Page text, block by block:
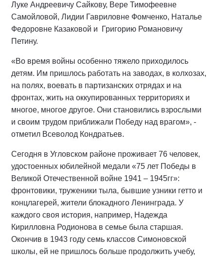
Луке Андреевичу Сайкову, Вере Тимофеевне
Самойловой, Лидии Гавриловне Фомченко, Наталье
Федоровне Казаковой и Григорию Романовичу
Петину.
«Во время войны особенно тяжело приходилось
детям. Им пришлось работать на заводах, в колхозах,
на полях, воевать в партизанских отрядах и на
фронтах, жить на оккупированных территориях и
многое, многое другое. Они становились взрослыми
и своим трудом приближали Победу над врагом», -
отметил Всеволод Кондратьев.
Сегодня в Угловском районе проживает 76 человек,
удостоенных юбилейной медали «75 лет Победы в
Великой Отечественной войне 1941 – 1945гг»:
фронтовики, труженики тыла, бывшие узники гетто и
концлагерей, жители блокадного Ленинграда. У
каждого своя история, например, Надежда
Кирилловна Родионова в семье была старшая.
Окончив в 1943 году семь классов Симоновской
школы, ей не пришлось больше продолжить учебу,